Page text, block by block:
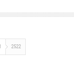
2522